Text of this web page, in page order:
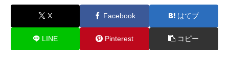
X Facebook はてブ
LINE Pinterest コピー